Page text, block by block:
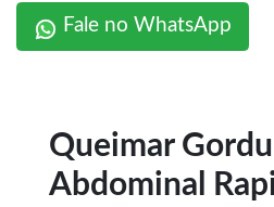
Fale no WhatsApp
Queimar
Abdominal